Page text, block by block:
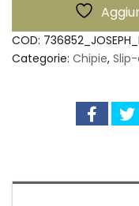
COD:
Categorie: Chipie,